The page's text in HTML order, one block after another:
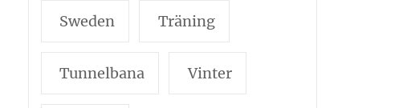
Sweden Träning
Tunnelbana Vinter